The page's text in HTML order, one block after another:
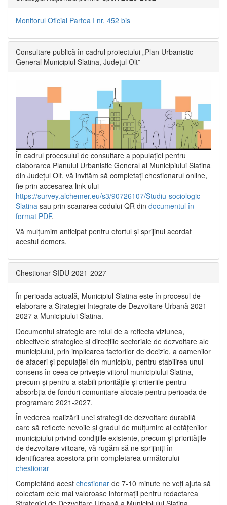
Monitorul Oficial Partea I nr. 452 bis
Consultare publică în cadrul proiectului „Plan Urbanistic
General Municipiul Slatina, Județul Olt”
În cadrul procesului de consultare a populaţiei pentru
elaborarea Planului Urbanistic General al Municipiului Slatina
din Județul Olt, vă invităm să completați chestionarul online,
fie prin accesarea link-ului
https://survey.alchemer.eu/s3/90726107/Studiu-sociologic-
Slatina sau prin scanarea codului QR din documentul în
format PDF.
Vă mulţumim anticipat pentru efortul şi sprijinul acordat
acestui demers.
Chestionar SIDU 2021-2027
În perioada actuală, Municipiul Slatina este în procesul de
elaborare a Strategiei Integrate de Dezvoltare Urbană 2021‐
2027 a Municipiului Slatina.
Documentul strategic are rolul de a reflecta viziunea,
obiectivele strategice și direcțiile sectoriale de dezvoltare ale
municipiului, prin implicarea factorilor de decizie, a oamenilor
de afaceri și populației din municipiu, pentru stabilirea unui
consens în ceea ce privește viitorul municipiului Slatina,
precum și pentru a stabili prioritățile și criteriile pentru
absorbția de fonduri comunitare alocate pentru perioada de
programare 2021-2027.
În vederea realizării unei strategii de dezvoltare durabilă
care să reflecte nevoile și gradul de mulțumire al cetățenilor
municipiului privind condițiile existente, precum și prioritățile
de dezvoltare viitoare, vă rugăm să ne sprijiniți în
identificarea acestora prin completarea următorului
chestionar
Completând acest chestionar de 7-10 minute ne veți ajuta să
colectam cele mai valoroase informații pentru redactarea